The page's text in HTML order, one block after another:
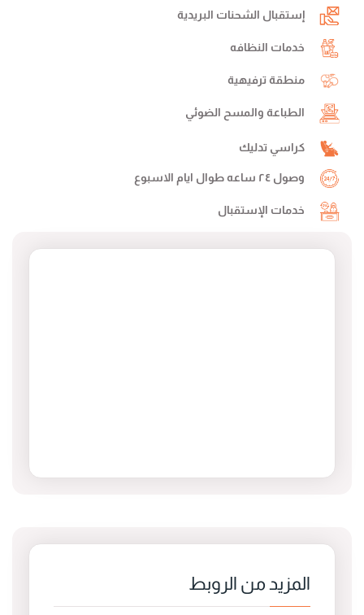
المزيد من الروبط
إستقبال الشحنات البريدية
خدمات النظافه
منطقة ترفيهية
الطباعة والمسح الضوئي
كراسي تدليك
وصول ٢٤ ساعه طوال ايام الاسبوع
خدمات الإستقبال